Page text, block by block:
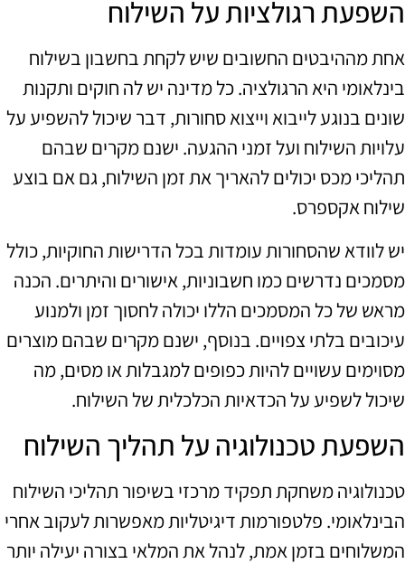
השפעת רגולציות על השילוח
אחת מההיבטים החשובים שיש לקחת בחשבון בשילוח
בינלאומי היא הרגולציה. כל מדינה יש לה חוקים ותקנות
שונים בנוגע לייבוא וייצוא סחורות, דבר שיכול להשפיע על
עלויות השילוח ועל זמני ההגעה. ישנם מקרים שבהם
תהליכי מכס יכולים להאריך את זמן השילוח, גם אם בוצע
שילוח אקספרס.
יש לוודא שהסחורות עומדות בכל הדרישות החוקיות, כולל
מסמכים נדרשים כמו חשבוניות, אישורים והיתרים. הכנה
מראש של כל המסמכים הללו יכולה לחסוך זמן ולמנוע
עיכובים בלתי צפויים. בנוסף, ישנם מקרים שבהם מוצרים
מסוימים עשויים להיות כפופים למגבלות או מסים, מה
שיכול לשפיע על הכדאיות הכלכלית של השילוח.
השפעת טכנולוגיה על תהליך השילוח
טכנולוגיה משחקת תפקיד מרכזי בשיפור תהליכי השילוח
הבינלאומי. פלטפורמות דיגיטליות מאפשרות לעקוב אחרי
המשלוחים בזמן אמת, לנהל את המלאי בצורה יעילה יותר